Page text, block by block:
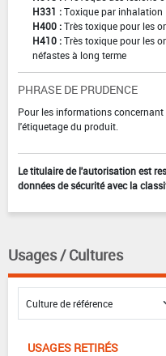
H331 :Toxique par inhalation
H400 :Très toxique pour les
H410 :Très toxique pour les
néfastes à long terme
PHRASE DE PRUDENCE
Pour les informations concernant
l'étiquetage du produit.
Le titulaire de l'autorisation est
données de sécurité avec la
Usages / Cultures
USAGES RETIRÉS